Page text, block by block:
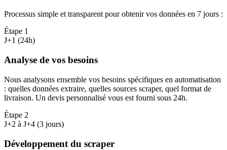
Processus simple et transparent pour obtenir vos données en 7 jours :
Étape 1
J+1 (24h)
Analyse de vos besoins
Nous analysons ensemble vos besoins spécifiques en automatisation
: quelles données extraire, quelles sources scraper, quel format de
livraison. Un devis personnalisé vous est fourni sous 24h.
Étape 2
J+2 à J+4 (3 jours)
Développement du scraper